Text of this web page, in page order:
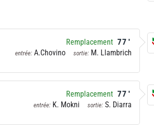
Remplacement 77'
entrée: A.Chovino sortie: M. Llambrich
Remplacement 77'
entrée: K. Mokni sortie: S. Diarra